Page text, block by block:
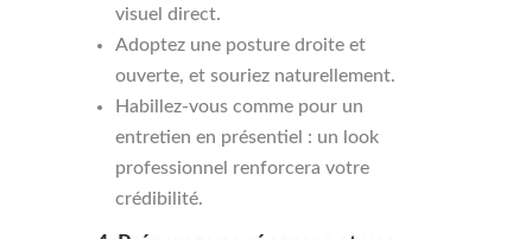
visuel direct.
Adoptez une posture droite et
ouverte, et souriez naturellement.
Habillez-vous comme pour un
entretien en présentiel : un look
professionnel renforcera votre
crédibilité.